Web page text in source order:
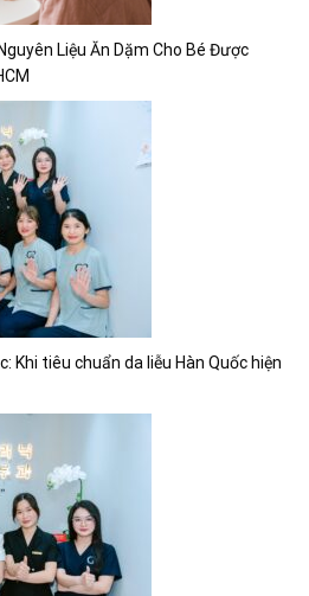
Liệu Ăn Dặm Cho Bé Được
Khi tiêu chuẩn da liễu Hàn Quốc hiện